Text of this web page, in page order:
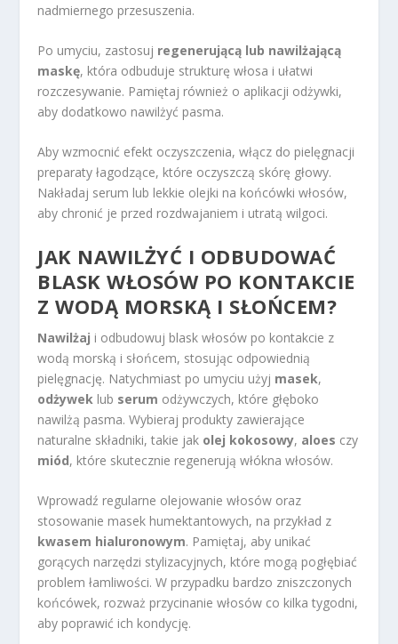
nadmiernego przesuszenia.
Po umyciu, zastosuj regenerującą lub nawilżającą
maskę, która odbuduje strukturę włosa i ułatwi
rozczesywanie. Pamiętaj również o aplikacji odżywki,
aby dodatkowo nawilżyć pasma.
Aby wzmocnić efekt oczyszczenia, włącz do pielęgnacji
preparaty łagodzące, które oczyszczą skórę głowy.
Nakładaj serum lub lekkie olejki na końcówki włosów,
aby chronić je przed rozdwajaniem i utratą wilgoci.
JAK NAWILŻYĆ I ODBUDOWAĆ
BLASK WŁOSÓW PO KONTAKCIE
Z WODĄ MORSKĄ I SŁOŃCEM?
Nawilżaj i odbudowuj blask włosów po kontakcie z
wodą morską i słońcem, stosując odpowiednią
pielęgnację. Natychmiast po umyciu użyj masek,
odżywek lub serum odżywczych, które głęboko
nawilżą pasma. Wybieraj produkty zawierające
naturalne składniki, takie jak olej kokosowy, aloes czy
miód, które skutecznie regenerują włókna włosów.
Wprowadź regularne olejowanie włosów oraz
stosowanie masek humektantowych, na przykład z
kwasem hialuronowym. Pamiętaj, aby unikać
gorących narzędzi stylizacyjnych, które mogą pogłębiać
problem łamliwości. W przypadku bardzo zniszczonych
końcówek, rozważ przycinanie włosów co kilka tygodni,
aby poprawić ich kondycję.